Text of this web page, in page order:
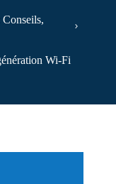
Wi-Fi